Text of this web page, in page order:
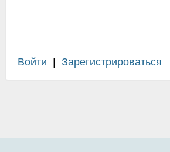
Войти Зарегистрироваться